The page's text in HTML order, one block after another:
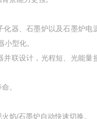
化器、石墨炉以及石墨炉电
型化。
并联设计，光程短、光能量
。
焰/石墨炉自动快速切换。